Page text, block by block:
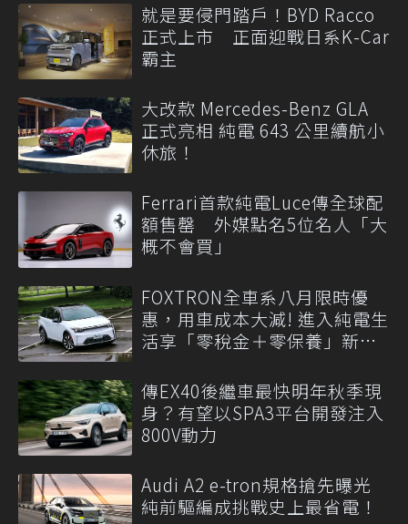
就是要侵門踏戶！BYD Racco
正式上市 正面迎戰日系K-Car
霸主
大改款 Mercedes-Benz GLA
正式亮相 純電 643 公里續航小
休旅！
Ferrari首款純電Luce傳全球配
額售罄 外媒點名5位名人「大
概不會買」
FOXTRON全車系八月限時優
惠，用車成本大減! 進入純電生
活享「零稅金＋零保養」新時
傳EX40後繼車最快明年秋季現
身？有望以SPA3平台開發注入
800V動力
Audi A2 e-tron規格搶先曝光
純前驅編成挑戰史上最省電！